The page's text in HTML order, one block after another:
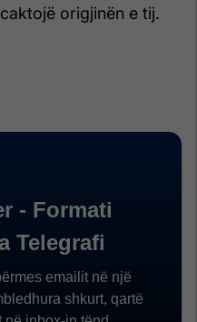
origjinën e tij.